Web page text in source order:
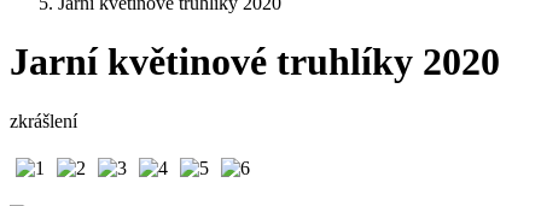
Jarní květinové truhlíky 2020
zkrášlení